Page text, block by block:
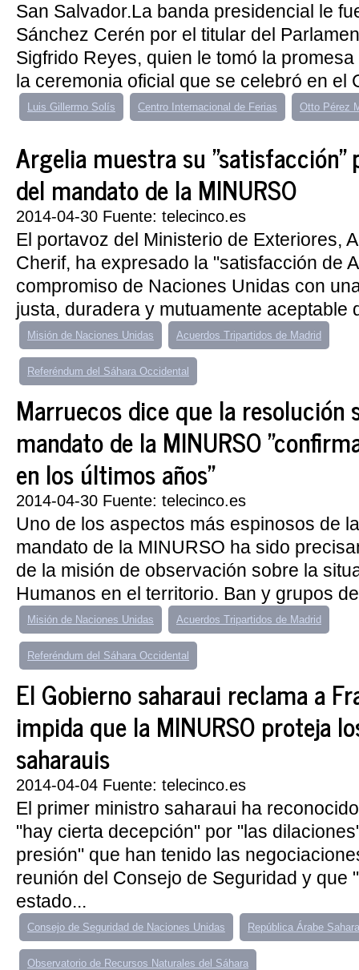
San Salvador.La banda presidencial le
Sánchez Cerén por el titular del
Sigfrido Reyes, quien le tomó la
la ceremonia oficial que se celebró en el
Luis Gillermo Solís Centro Internacional de Ferias Otto Pérez
Argelia muestra su "satisfacción"
del mandato de la MINURSO
2014-04-30 Fuente: telecinco.es
El portavoz del Ministerio de Exteriores,
Cherif, ha expresado la "satisfacción de
compromiso de Naciones Unidas con
justa, duradera y mutuamente aceptable
Misión de Naciones Unidas Acuerdos Tripartidos de Madrid
Referéndum del Sáhara Occidental
Marruecos dice que la resolución
mandato de la MINURSO
en los últimos años"
2014-04-30 Fuente: telecinco.es
Uno de los aspectos más espinosos de
mandato de la MINURSO ha sido
de la misión de observación sobre la
Humanos en el territorio. Ban y grupos
Misión de Naciones Unidas Acuerdos Tripartidos de Madrid
Referéndum del Sáhara Occidental
El Gobierno saharaui reclama a
impida que la MINURSO proteja
saharauis
2014-04-04 Fuente: telecinco.es
El primer ministro saharaui ha
"hay cierta decepción" por "las
presión" que han tenido las
reunión del Consejo de Seguridad y que
estado...
Consejo de Seguridad de Naciones Unidas República Árabe
Observatorio de Recursos Naturales del Sáhara